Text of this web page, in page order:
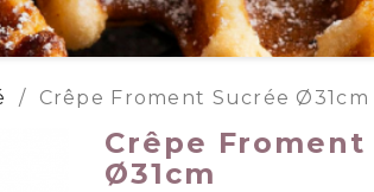
Crêpe Froment Sucrée Ø31cm
Crêpe Froment
Ø31cm